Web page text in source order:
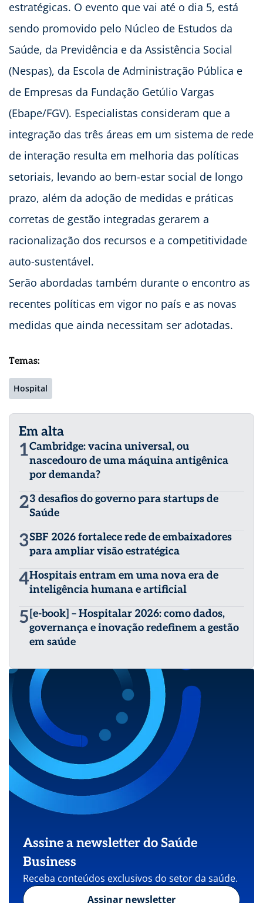
estratégicas. O evento que vai até o dia 5, está
sendo promovido pelo Núcleo de Estudos da
Saúde, da Previdência e da Assistência Social
(Nespas), da Escola de Administração Pública e
de Empresas da Fundação Getúlio Vargas
(Ebape/FGV). Especialistas consideram que a
integração das três áreas em um sistema de rede
de interação resulta em melhoria das políticas
setoriais, levando ao bem-estar social de longo
prazo, além da adoção de medidas e práticas
corretas de gestão integradas gerarem a
racionalização dos recursos e a competitividade
auto-sustentável.
Serão abordadas também durante o encontro as
recentes políticas em vigor no país e as novas
medidas que ainda necessitam ser adotadas.
Temas:
Hospital
Em alta
1Cambridge: vacina universal, ou
nascedouro de uma máquina antigênica
por demanda?
23 desafios do governo para startups de
Saúde
3SBF 2026 fortalece rede de embaixadores
para ampliar visão estratégica
4Hospitais entram em uma nova era de
inteligência humana e artificial
5 [e-book] – Hospitalar 2026: como dados,
governança e inovação redefinem a gestão
em saúde
Assine a newsletter do Saúde
Business
Receba conteúdos exclusivos do setor da saúde.
Assinar newsletter